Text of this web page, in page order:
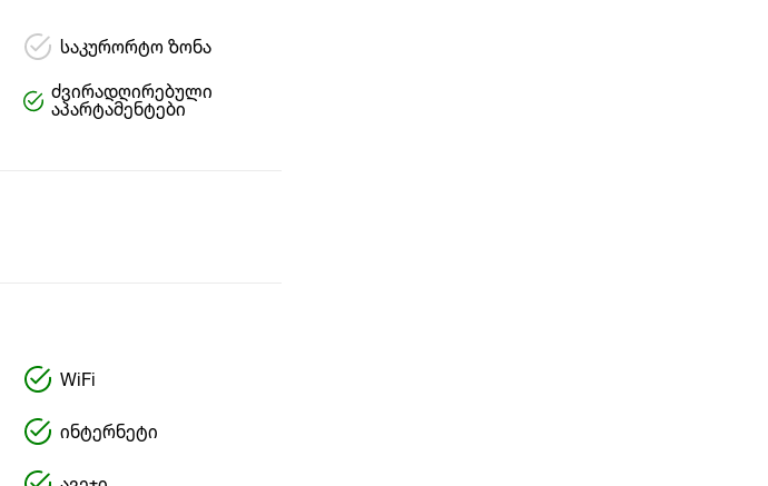
საკურორტო ზონა
ძვირადღირებული
აპარტამენტები
WiFi
ინტერნეტი